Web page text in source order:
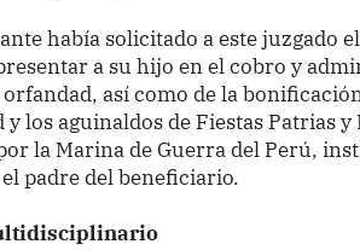
había solicitado a este juzgado
a su hijo en el cobro y
así como de la
y los aguinaldos de Fiestas Patrias
la Marina de Guerra del Perú,
padre del beneficiario.